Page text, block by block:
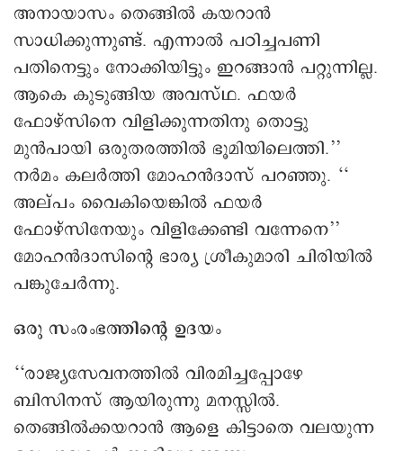
അനായാസം തെങ്ങിൽ കയറാൻ
സാധിക്കുന്നുണ്ട്. എന്നാൽ പഠിച്ചപണി
പതിനെട്ടും നോക്കിയിട്ടും ഇറങ്ങാന്‍ പറ്റുന്നില്ല.
ആകെ കുടുങ്ങിയ അവസ്ഥ. ഫയർ
ഫോഴ്സിനെ വിളിക്കുന്നതിനു തൊട്ടു
മുൻപായി ഒരുതരത്തില്‍ ഭൂമിയിലെത്തി.’’
നർമം കലർത്തി മോഹൻദാസ് പറഞ്ഞു. ‘‘
അല്പം വൈകിയെങ്കിൽ ഫയർ
ഫോഴ്സിനേയും വിളിക്കേണ്ടി വന്നേനെ’’
മോഹൻദാസിന്റെ ഭാര്യ ശ്രീകുമാരി ചിരിയിൽ
പങ്കുചേർന്നു.
ഒരു സംരംഭത്തിന്റെ ഉദയം
‘‘രാജ്യസേവനത്തിൽ വിരമിച്ചപ്പോഴേ
ബിസിനസ് ആയിരുന്നു മനസ്സിൽ.
തെങ്ങിൽക്കയറാൻ ആളെ കിട്ടാതെ വലയുന്ന